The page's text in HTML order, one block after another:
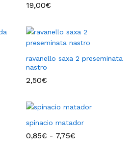
19,00€
ravanello saxa 2 preseminata
nastro
2,50€
spinacio matador
0,85€ - 7,75€